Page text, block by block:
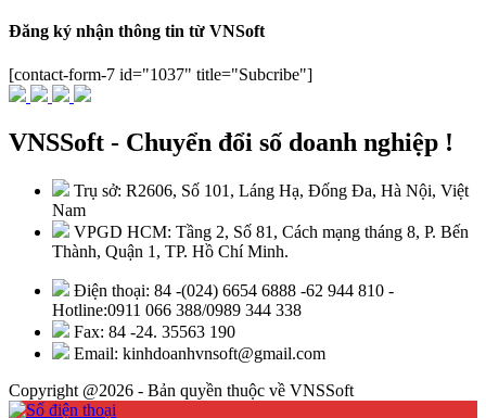
Đăng ký nhận thông tin từ VNSoft
[contact-form-7 id="1037" title="Subcribe"]
VNSSoft - Chuyển đổi số doanh nghiệp !
Trụ sở: R2606, Số 101, Láng Hạ, Đống Đa, Hà Nội, Việt
Nam
VPGD HCM: Tầng 2, Số 81, Cách mạng tháng 8, P. Bến
Thành, Quận 1, TP. Hồ Chí Minh.
Điện thoại: 84 -(024) 6654 6888 -62 944 810 -
Hotline:0911 066 388/0989 344 338
Fax: 84 -24. 35563 190
Email: kinhdoanhvnsoft@gmail.com
Copyright @2026 - Bản quyền thuộc về VNSSoft